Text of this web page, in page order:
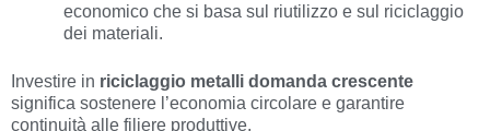
economico che si basa sul riutilizzo e sul riciclaggio
dei materiali.
Investire in riciclaggio metalli domanda crescente
significa sostenere l’economia circolare e garantire
continuità alle filiere produttive.